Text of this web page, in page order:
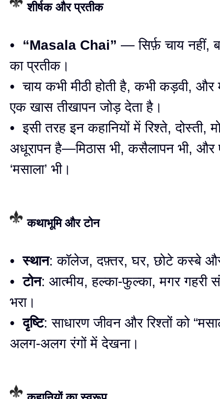
शीर्षक और प्रतीक
• “Masala Chai” — सिर्फ़ चाय नहीं,
का प्रतीक।
• चाय कभी मीठी होती है, कभी कड़वी,
एक खास तीखापन जोड़ देता है।
• इसी तरह इन कहानियों में रिश्ते, दोस्ती,
अधूरापन है—मिठास भी, कसैलापन भी,
‘मसाला’ भी।
कथाभूमि और टोन
•स्थान: कॉलेज, दफ़्तर, घर, छोटे कस्बे
•टोन: आत्मीय, हल्का-फुल्का, मगर गहरी
भरा।
•दृष्टि: साधारण जीवन और रिश्तों को
अलग-अलग रंगों में देखना।